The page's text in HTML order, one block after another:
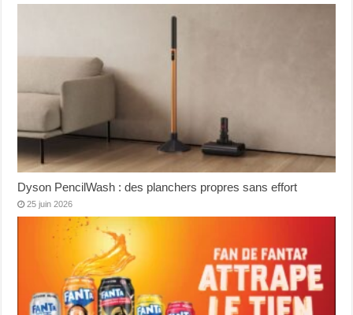
Dyson PencilWash : des planchers propres sans effort
25 juin 2026